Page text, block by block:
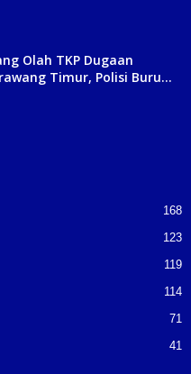
Olah TKP Dugaan
Timur, Polisi Buru...
168
123
119
114
71
41